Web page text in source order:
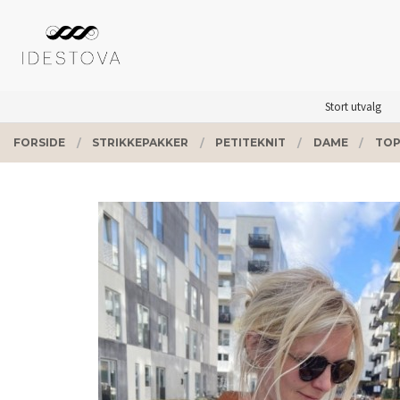
innholdet
Stort utvalg
PRODUKTER
FORSIDE STRIKKEPAKKER PETITEKNIT DAME